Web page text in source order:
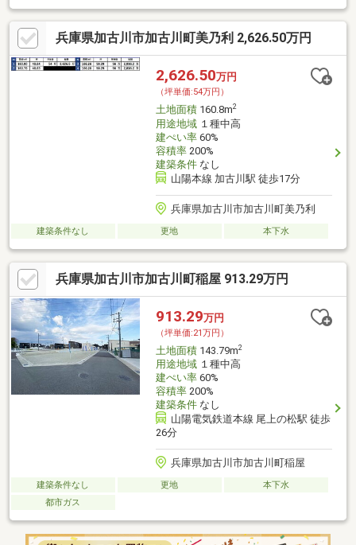
兵庫県加古川市加古川町美乃利 2,626.50万円
2,626.50万円
（坪単価:54万円）
土地面積160.8m2
用途地域１種中高
建ぺい率60%
容積率200%
建築条件なし
山陽本線 加古川駅 徒歩17分
兵庫県加古川市加古川町美乃利
建築条件なし 更地 本下水
兵庫県加古川市加古川町稲屋 913.29万円
913.29万円
（坪単価:21万円）
土地面積143.79m2
用途地域１種中高
建ぺい率60%
容積率200%
建築条件なし
山陽電気鉄道本線 尾上の松駅 徒歩
26分
兵庫県加古川市加古川町稲屋
建築条件なし 更地
本下水
都市ガス